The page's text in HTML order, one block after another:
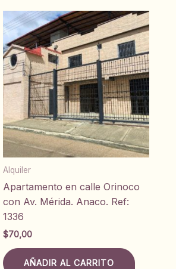
Alquiler
Apartamento en calle Orinoco
con Av. Mérida. Anaco. Ref:
1336
$70,00
AÑADIR AL CARRITO